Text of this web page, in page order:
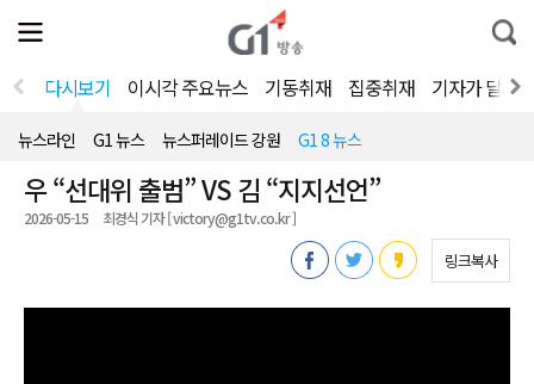
전
체
뉴
열
통
합
색
다시보기 이시각 주요뉴스 기동취재 집중취재 기자가 달려
뉴스라인 G1 뉴스 뉴스퍼레이드 강원 G1 8 뉴스
우 “선대위 출범” VS 김 “지지선언”
2026-05-15 최경식 기자 [ victory@g1tv.co.kr ]
링크복사